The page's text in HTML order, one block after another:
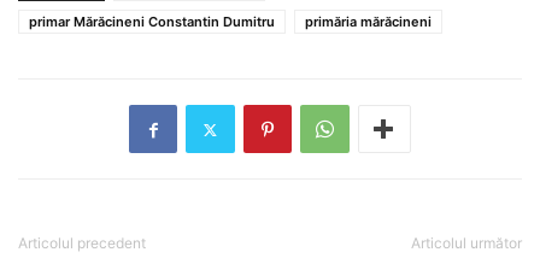
primar Mărăcineni Constantin Dumitru
primăria mărăcineni
Articolul precedent Articolul următor